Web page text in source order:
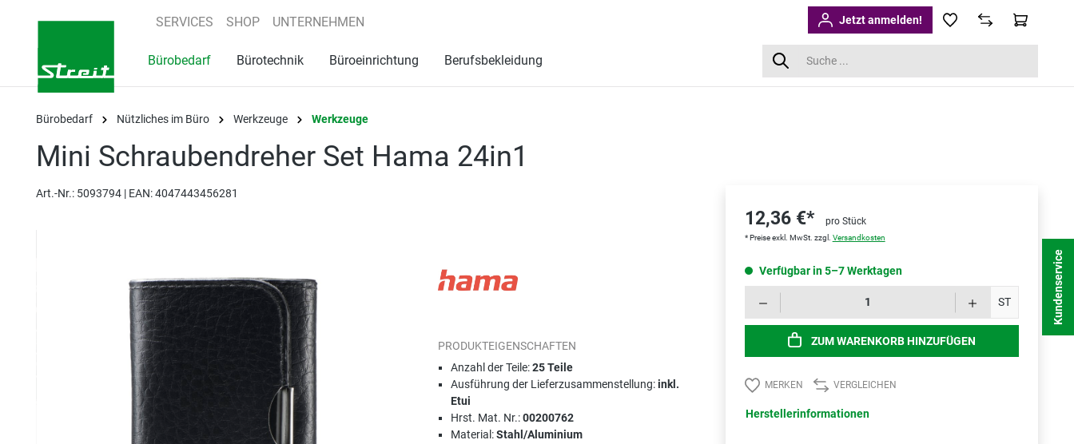
Zur Hauptnavigation springen
SERVICES SHOP UNTERNEHMEN Jetzt anmelden!
Bürobedarf Bürotechnik Büroeinrichtung Berufsbekleidung
Bürobedarf Nützliches im Büro Werkzeuge Werkzeuge
Mini Schraubendreher Set Hama 24in1
Art.-Nr.: 5093794 | EAN: 4047443456281
PRODUKTEIGENSCHAFTEN
Anzahl der Teile:25 Teile
Ausführung der Lieferzusammenstellung:inkl.
Etui
Hrst. Mat. Nr.:00200762
Material:Stahl/Aluminium
12,36 €* pro Stück
* Preise exkl. MwSt. zzgl. Versandkosten
Verfügbar in 5–7 Werktagen
ST
ZUM WARENKORB HINZUFÜGEN
MERKEN VERGLEICHEN
Herstellerinformationen
Kundenservice